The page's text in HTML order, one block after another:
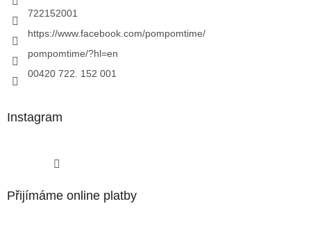
722152001
https://www.facebook.com/pompomtime/
pompomtime/?hl=en
00420 722. 152 001
Instagram
Přijímáme online platby